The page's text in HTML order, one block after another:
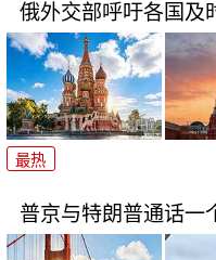
俄外交部呼吁各国及
最热
普京与特朗普通话一